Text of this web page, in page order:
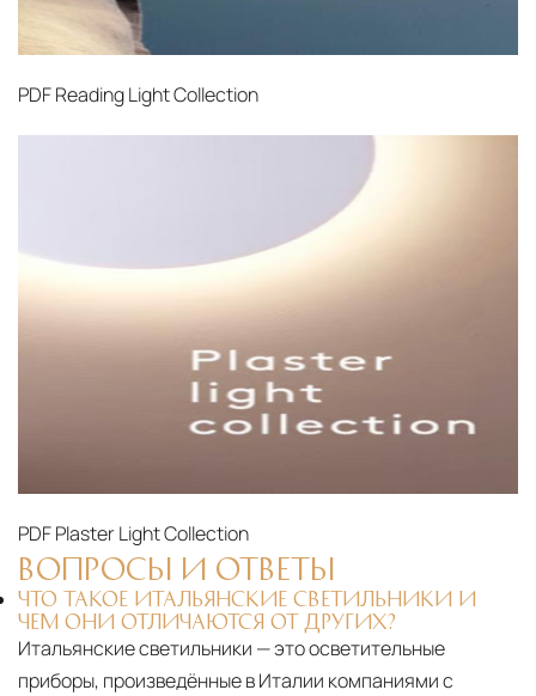
PDFReading Light Collection
PDFPlaster Light Collection
ВОПРОСЫ И ОТВЕТЫ
ЧТО ТАКОЕ ИТАЛЬЯНСКИЕ СВЕТИЛЬНИКИ И
ЧЕМ ОНИ ОТЛИЧАЮТСЯ ОТ ДРУГИХ?
Итальянские светильники — это осветительные
приборы, произведённые в Италии компаниями с